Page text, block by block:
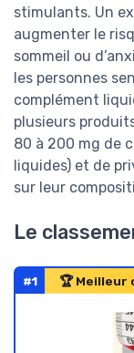
stimulants. Un
augmenter le
sommeil ou
les personnes
complément
plusieurs
80 à 200 mg de
liquides) et de
sur leur
Le
#1 🏆 Meilleur